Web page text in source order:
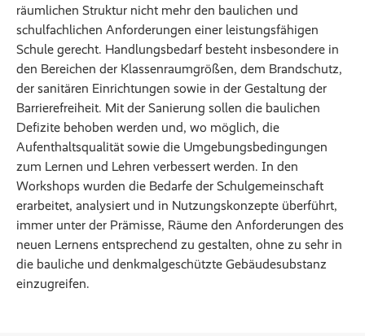
räumlichen Struktur nicht mehr den baulichen und
schulfachlichen Anforderungen einer leistungsfähigen
Schule gerecht. Handlungsbedarf besteht insbesondere in
den Bereichen der Klassenraumgrößen, dem Brandschutz,
der sanitären Einrichtungen sowie in der Gestaltung der
Barrierefreiheit. Mit der Sanierung sollen die baulichen
Defizite behoben werden und, wo möglich, die
Aufenthaltsqualität sowie die Umgebungsbedingungen
zum Lernen und Lehren verbessert werden. In den
Workshops wurden die Bedarfe der Schulgemeinschaft
erarbeitet, analysiert und in Nutzungskonzepte überführt,
immer unter der Prämisse, Räume den Anforderungen des
neuen Lernens entsprechend zu gestalten, ohne zu sehr in
die bauliche und denkmalgeschützte Gebäudesubstanz
einzugreifen.